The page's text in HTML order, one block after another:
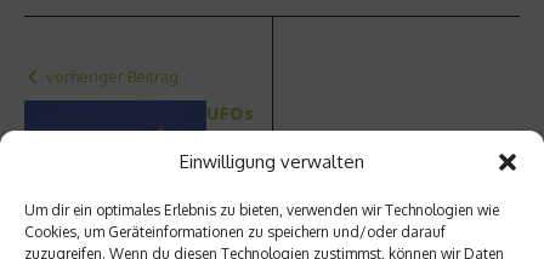
Einwilligung verwalten
Um dir ein optimales Erlebnis zu bieten, verwenden wir Technologien wie
Cookies, um Geräteinformationen zu speichern und/oder darauf
zuzugreifen. Wenn du diesen Technologien zustimmst, können wir Daten
vorheriger Beitrag
UFOs
und
ringen
Präsid
enten
Nächster Beitrag
Das